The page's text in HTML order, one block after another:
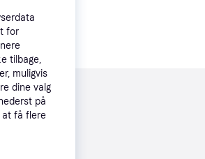
for
tilbage,
muligvis
dine valg
på
at få flere